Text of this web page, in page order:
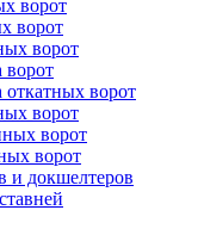
ворот
ворот
ворот
ворот
ворот
ворот
ворот
ворот
и докшелтеров